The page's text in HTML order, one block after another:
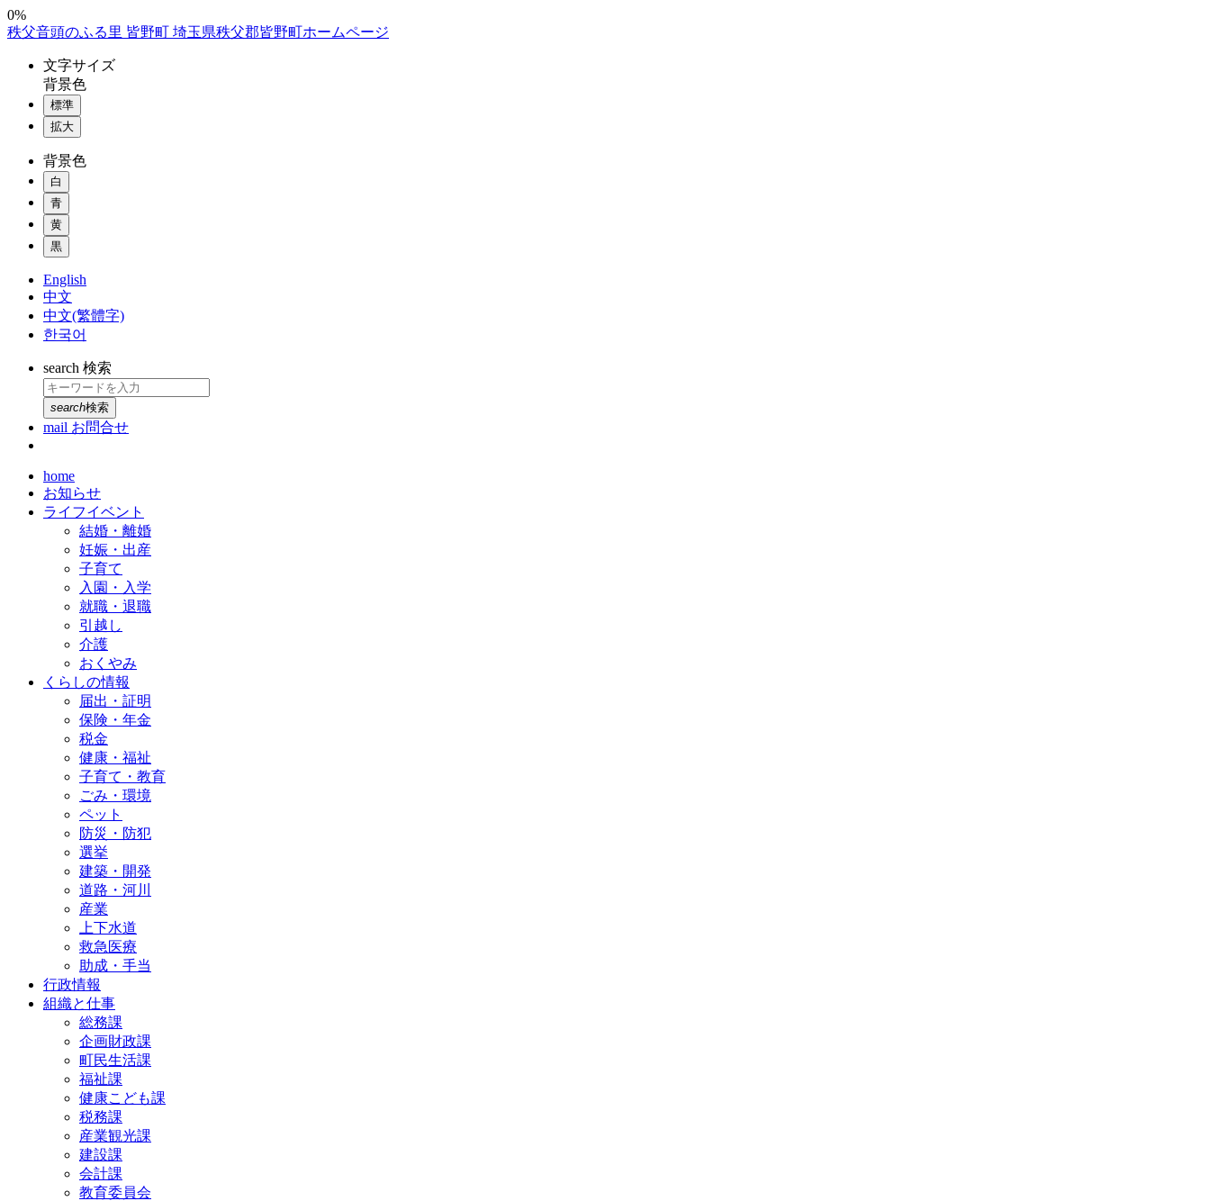
コ
ン
0%
秩父音頭のふる里 皆野町 埼玉県秩父郡皆野町ホームページ
文字サイズ
背景色
標準
拡大
背景色
白
青
黄
黒
English
中文
中文(繁體字)
한국어
search 検索
search検索
mail お問合せ
home
お知らせ
ライフイベント
結婚・離婚
妊娠・出産
子育て
入園・入学
就職・退職
引越し
介護
おくやみ
くらしの情報
届出・証明
保険・年金
税金
健康・福祉
子育て・教育
ごみ・環境
ペット
防災・防犯
選挙
建築・開発
道路・河川
産業
上下水道
救急医療
助成・手当
行政情報
組織と仕事
総務課
企画財政課
町民生活課
福祉課
健康こども課
税務課
産業観光課
建設課
会計課
教育委員会